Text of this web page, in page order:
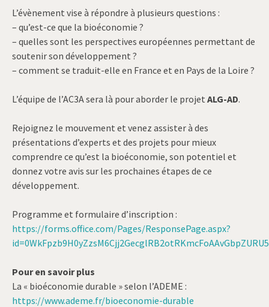
L’évènement vise à répondre à plusieurs questions :
– qu’est-ce que la bioéconomie ?
– quelles sont les perspectives européennes permettant de
soutenir son développement ?
– comment se traduit-elle en France et en Pays de la Loire ?
L’équipe de l’AC3A sera là pour aborder le projet ALG-AD.
Rejoignez le mouvement et venez assister à des
présentations d’experts et des projets pour mieux
comprendre ce qu’est la bioéconomie, son potentiel et
donnez votre avis sur les prochaines étapes de ce
développement.
Programme et formulaire d’inscription :
https://forms.office.com/Pages/ResponsePage.aspx?
Pour en savoir plus
La « bioéconomie durable » selon l’ADEME :
https://www.ademe.fr/bioeconomie-durable